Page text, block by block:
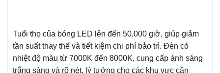
Tuổi thọ của bóng LED lên đến 50,000 giờ, giúp giảm
tần suất thay thế và tiết kiệm chi phí bảo trì. Đèn có
nhiệt độ màu từ 7000K đến 8000K, cung cấp ánh sáng
trắng sáng và rõ nét, lý tưởng cho các khu vực cần